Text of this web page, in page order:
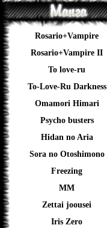
Rosario+Vampire
Rosario+Vampire II
To love-ru
To-Love-Ru Darkness
Omamori Himari
Psycho busters
Hidan no Aria
Sora no Otoshimono
Freezing
ММ
Zettai joousei
Iris Zero